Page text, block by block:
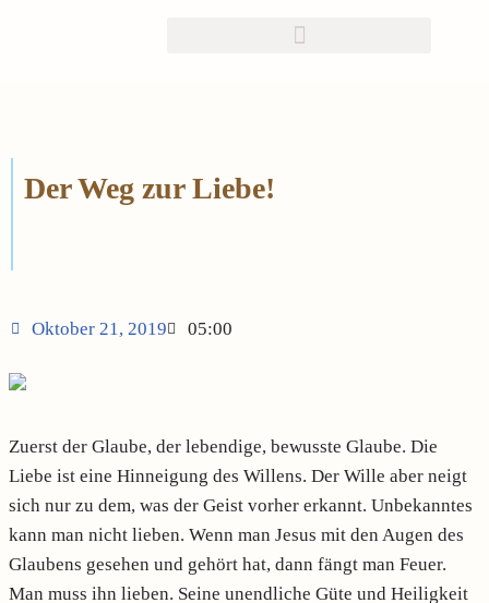
Der Weg zur Liebe!
Oktober 21, 2019 05:00
Zuerst der Glaube, der lebendige, bewusste Glaube. Die
Liebe ist eine Hinneigung des Willens. Der Wille aber neigt
sich nur zu dem, was der Geist vorher erkannt. Unbekanntes
kann man nicht lieben. Wenn man Jesus mit den Augen des
Glaubens gesehen und gehört hat, dann fängt man Feuer.
Man muss ihn lieben. Seine unendliche Güte und Heiligkeit